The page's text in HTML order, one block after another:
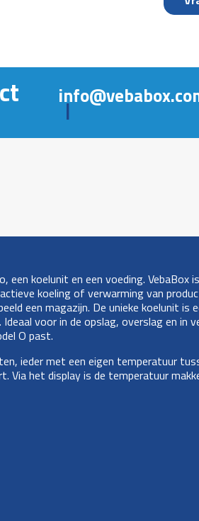
|
koelunit en een voeding.
koeling of verwarming van
een magazijn. De unieke koelunit is
voor in de opslag, overslag en in
O past.
ieder met een eigen temperatuur
Via het display is de temperatuur